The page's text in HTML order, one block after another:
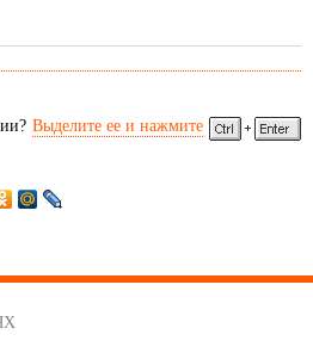
Выделите ее и нажмите